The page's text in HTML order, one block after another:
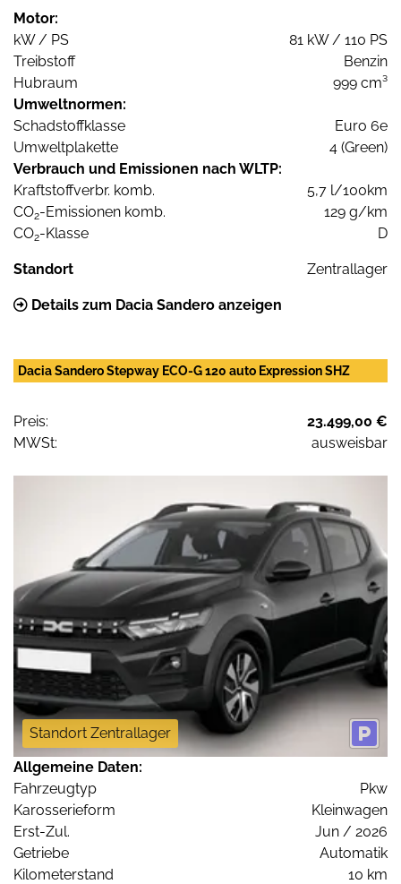
Motor:
kW / PS
81 kW / 110 PS
Treibstoff
Benzin
Hubraum
999 cm³
Umweltnormen:
Schadstoffklasse
Euro 6e
Umweltplakette
4 (Green)
Verbrauch und Emissionen nach WLTP:
Kraftstoffverbr. komb.
5,7 l/100km
CO2-Emissionen komb.
129 g/km
CO2-Klasse D
Standort Zentrallager
Details zum Dacia Sandero anzeigen
Dacia Sandero Stepway ECO-G 120 auto Expression SHZ
Preis:
23.499,00 €
MWSt:
ausweisbar
Standort Zentrallager
Allgemeine Daten:
Fahrzeugtyp
Pkw
Karosserieform
Kleinwagen
Erst-Zul.
Jun / 2026
Getriebe
Automatik
Kilometerstand
10 km